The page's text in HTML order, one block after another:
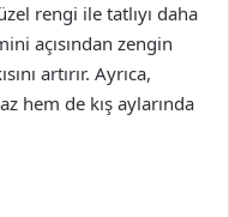
rengi ile tatlıyı daha
açısından zengin
artırır. Ayrıca,
hem de kış aylarında